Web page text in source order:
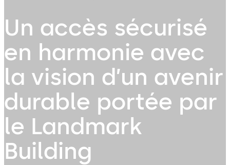
Un accès sécurisé
en harmonie avec
la vision d’un avenir
durable portée par
le Landmark
Building